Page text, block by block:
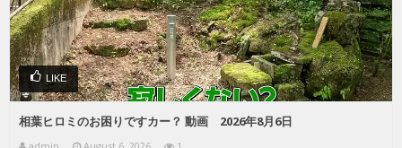
LIKE
相葉ヒロミのお困りですカー？ 動画 2026年8月6日